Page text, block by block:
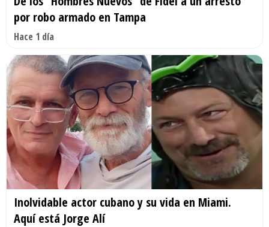
por robo armado en Tampa
Hace 1 día
Inolvidable actor cubano y su vida en Miami.
Aquí está Jorge Alí